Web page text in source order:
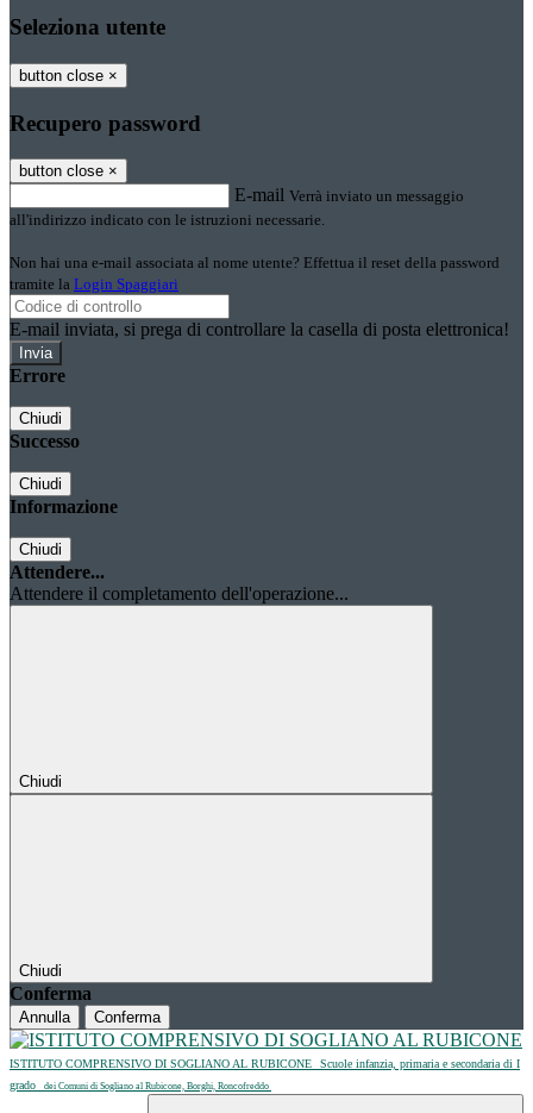
Seleziona utente
button close ×
Recupero password
button close ×
E-mail Verrà inviato un messaggio
all'indirizzo indicato con le istruzioni necessarie.
Non hai una e-mail associata al nome utente? Effettua il reset della password
tramite la Login Spaggiari
E-mail inviata, si prega di controllare la casella di posta elettronica!
Errore
Chiudi
Successo
Chiudi
Informazione
Chiudi
Attendere...
Attendere il completamento dell'operazione...
Chiudi
Chiudi
Conferma
Annulla Conferma
ISTITUTO COMPRENSIVO DI SOGLIANO AL RUBICONE
Scuole infanzia, primaria e secondaria di I
grado
dei Comuni di Sogliano al Rubicone, Borghi, Roncofreddo